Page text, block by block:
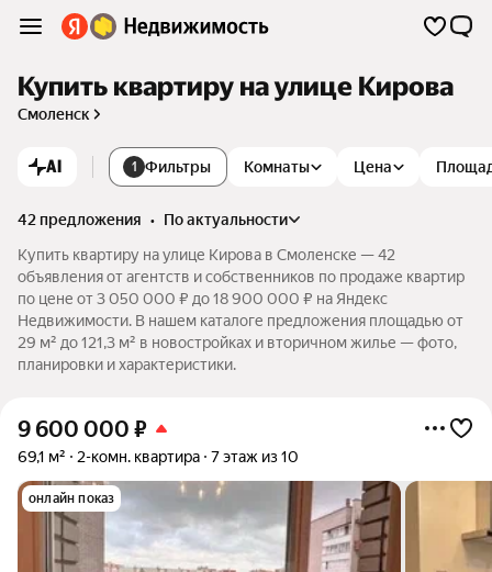
Купить квартиру на улице Кирова
Смоленск
AI 1 Фильтры Комнаты Цена
42 предложения •
по актуальности
Купить квартиру на улице Кирова в Смоленске — 42
объявления от агентств и собственников по продаже квартир
по цене от 3 050 000 ₽ до 18 900 000 ₽ на Яндекс
Недвижимости. В нашем каталоге предложения площадью от
29 м² до 121,3 м² в новостройках и вторичном жилье — фото,
планировки и характеристики.
9 600 000 ₽
69,1 м² 2-комн. квартира 7 этаж из 10
онлайн показ